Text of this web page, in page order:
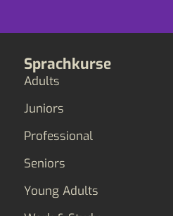
Sprachkurse
Adults
Juniors
Professional
Seniors
Young Adults